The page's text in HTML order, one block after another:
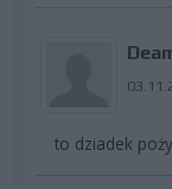
to dziadek